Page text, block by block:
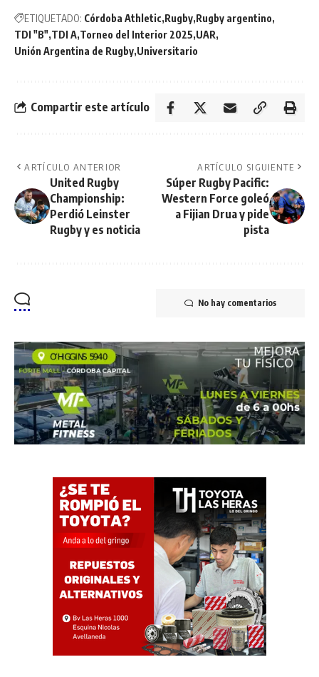
ETIQUETADO: Córdoba Athletic Rugby Rugby argentino
TDI "B" TDI A Torneo del Interior 2025 UAR
Unión Argentina de Rugby Universitario
Compartir este artículo
ARTÍCULO ANTERIOR
United Rugby
Championship:
Perdió Leinster
Rugby y es noticia
ARTÍCULO SIGUIENTE
Súper Rugby Pacific:
Western Force goleó
a Fijian Drua y pide
pista
No hay comentarios